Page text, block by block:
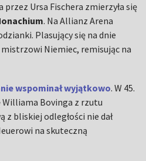
Ursa Fischera zmierzyła się
. Na Allianz Arena
Plasujący się na dnie
Niemiec, remisując na
wspominał wyjątkowo. W 45.
Bovinga z rzutu
z bliskiej odległości nie dał
na skuteczną